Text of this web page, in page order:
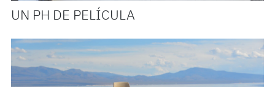
UN PH DE PELÍCULA